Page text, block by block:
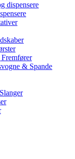
dispensere
& Spande